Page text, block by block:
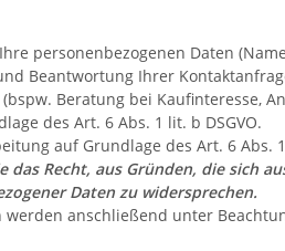
personenbezogenen Daten
Beantwortung Ihrer
Beratung bei Kaufinteresse,
des Art. 6 Abs. 1 lit. b DSGVO.
auf Grundlage des Art. 6 Abs.
das Recht, aus Gründen, die sich
Daten zu widersprechen.
anschließend unter